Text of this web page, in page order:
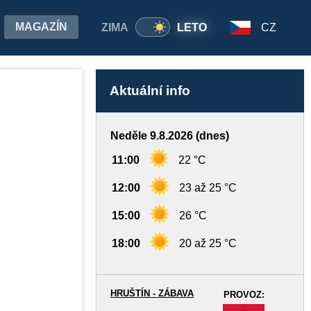
ZIMA LETO
MAGAZÍN CZ
Aktuální info
Neděle 9.8.2026 (dnes)
11:00 22 °C
12:00 23 až 25 °C
15:00 26 °C
18:00 20 až 25 °C
PROVOZ:
HRUŠTÍN - ZÁBAVA